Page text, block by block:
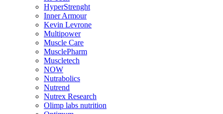
HyperStrenght
Inner Armour
Kevin Levrone
Multipower
Muscle Care
MusclePharm
Muscletech
NOW
Nutrabolics
Nutrend
Nutrex Research
Olimp labs nutrition